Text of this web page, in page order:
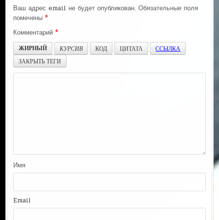
Ваш адрес email не будет опубликован. Обязательные поля
помечены*
Комментарий*
ЖИРНЫЙ
КУРСИВ КОД ЦИТАТА
ССЫЛКА
ЗАКРЫТЬ ТЕГИ
Имя
Email